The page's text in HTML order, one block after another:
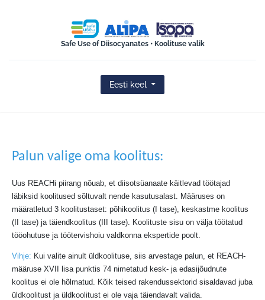
ISOPA-AISBL
Safe Use of Diisocyanates • Koolituse valik
Eesti keel
Palun valige oma koolitus:
Uus REACHi piirang nõuab, et diisotsüanaate käitlevad töötajad
läbiksid koolitused sõltuvalt nende kasutusalast. Määruses on
määratletud 3 koolitustaset: põhikoolitus (I tase), keskastme koolitus
(II tase) ja täiendkoolitus (III tase). Koolituste sisu on välja töötatud
tööohutuse ja töötervishoiu valdkonna ekspertide poolt.
Vihje: Kui valite ainult üldkoolituse, siis arvestage palun, et REACH-
määruse XVII lisa punktis 74 nimetatud kesk- ja edasijõudnute
koolitus ei ole hõlmatud. Kõik teised rakendussektorid sisaldavad juba
üldkoolitust ja üldkoolitust ei ole vaja täiendavalt valida.